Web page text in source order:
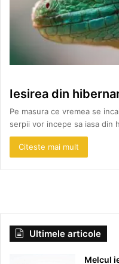
Iesirea din
Pe masura ce vremea se
serpii vor incepe sa iasa din
Citeste mai mult
Ultimele articole
Melcul